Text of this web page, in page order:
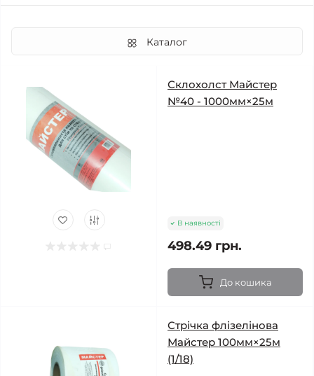
Каталог
Склохолст Майстер
№40 - 1000мм×25м
В наявності
498.49 грн.
До кошика
Стрічка флізелінова
Майстер 100мм×25м
(1/18)